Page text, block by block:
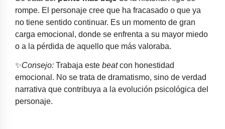
rompe. El personaje cree que ha fracasado o que ya
no tiene sentido continuar. Es un momento de gran
carga emocional, donde se enfrenta a su mayor miedo
o a la pérdida de aquello que más valoraba.
✨Consejo: Trabaja este beatcon honestidad
emocional. No se trata de dramatismo, sino de verdad
narrativa que contribuya a la evolución psicológica del
personaje.